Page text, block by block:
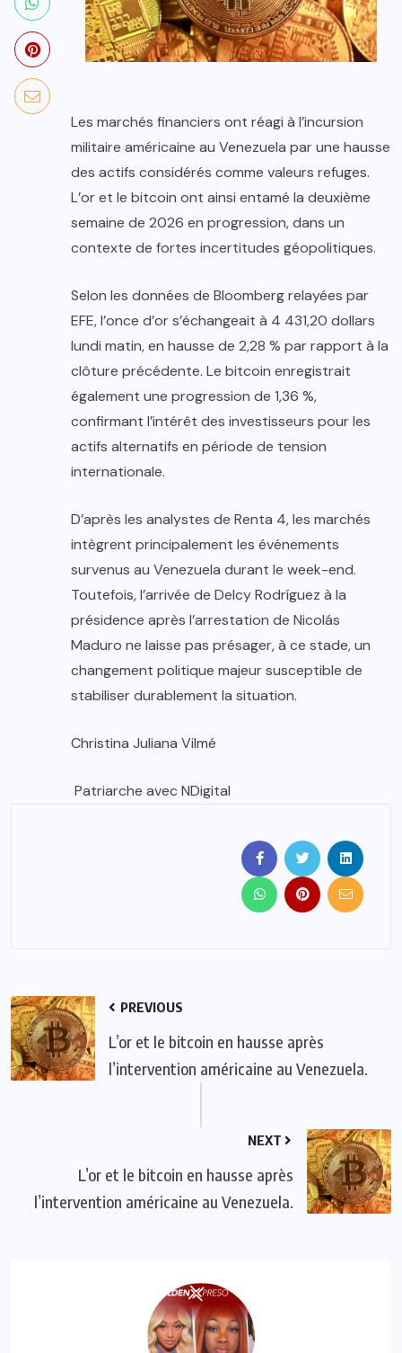
Les marchés financiers ont réagi à l’incursion
militaire américaine au Venezuela par une hausse
des actifs considérés comme valeurs refuges.
L’or et le bitcoin ont ainsi entamé la deuxième
semaine de 2026 en progression, dans un
contexte de fortes incertitudes géopolitiques.
Selon les données de Bloomberg relayées par
EFE, l’once d’or s’échangeait à 4 431,20 dollars
lundi matin, en hausse de 2,28 % par rapport à la
clôture précédente. Le bitcoin enregistrait
également une progression de 1,36 %,
confirmant l’intérêt des investisseurs pour les
actifs alternatifs en période de tension
internationale.
D’après les analystes de Renta 4, les marchés
intègrent principalement les événements
survenus au Venezuela durant le week-end.
Toutefois, l’arrivée de Delcy Rodríguez à la
présidence après l’arrestation de Nicolás
Maduro ne laisse pas présager, à ce stade, un
changement politique majeur susceptible de
stabiliser durablement la situation.
Christina Juliana Vilmé
Patriarche avec NDigital
PREVIOUS
L’or et le bitcoin en hausse après
l’intervention américaine au Venezuela.
NEXT
L’or et le bitcoin en hausse après
l’intervention américaine au Venezuela.